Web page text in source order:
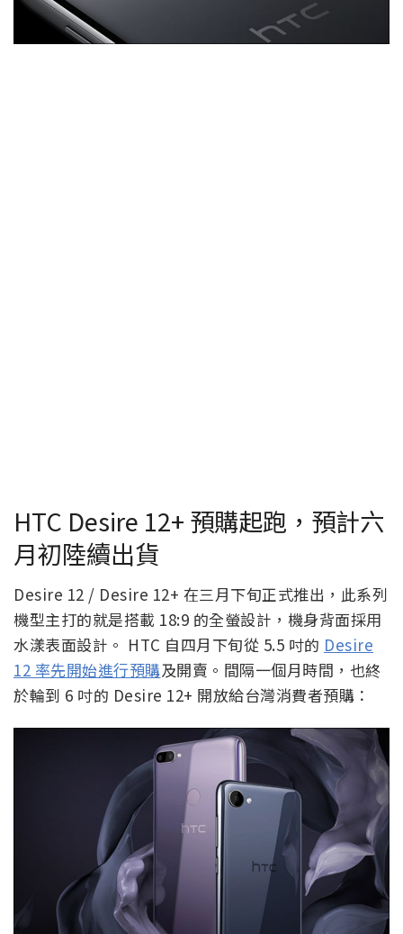
HTC Desire 12+ 預購起跑，預計六
月初陸續出貨
Desire 12 / Desire 12+ 在三月下旬正式推出，此系列
機型主打的就是搭載 18:9 的全螢設計，機身背面採用
水漾表面設計。 HTC 自四月下旬從 5.5 吋的 Desire
12 率先開始進行預購及開賣。間隔一個月時間，也終
於輪到 6 吋的 Desire 12+ 開放給台灣消費者預購：